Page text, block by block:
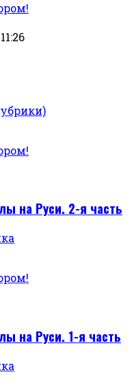
на Руси. 2-я часть
на Руси. 1-я часть